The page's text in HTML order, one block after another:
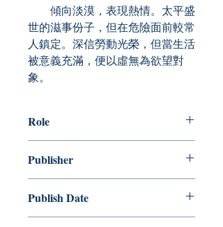
傾向淡漠，表現熱情。太平盛
世的滋事份子，但在危險面前較常
人鎮定。深信勞動光榮，但當生活
被意義充滿，便以虛無為欲望對
象。
Role
Publisher
Publish Date